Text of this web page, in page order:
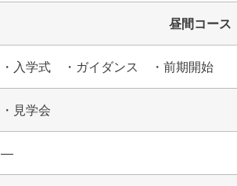
昼間コース
・入学式 ・ガイダンス ・前期開始
・見学会
—